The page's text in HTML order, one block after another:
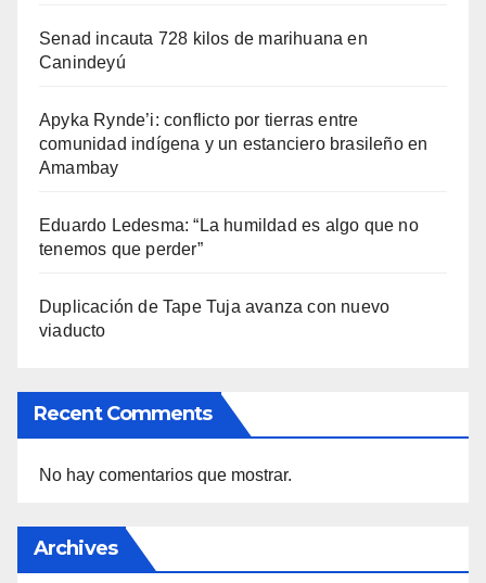
Senad incauta 728 kilos de marihuana en
Canindeyú
Apyka Rynde’i: conflicto por tierras entre
comunidad indígena y un estanciero brasileño en
Amambay
Eduardo Ledesma: “La humildad es algo que no
tenemos que perder”
Duplicación de Tape Tuja avanza con nuevo
viaducto
Recent Comments
No hay comentarios que mostrar.
Archives